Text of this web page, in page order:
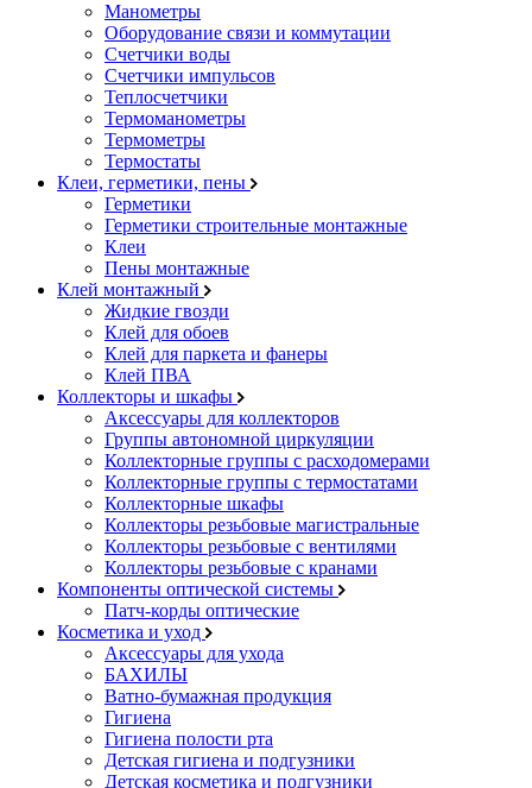
Манометры
Оборудование связи и коммутации
Счетчики воды
Счетчики импульсов
Теплосчетчики
Термоманометры
Термометры
Термостаты
Клеи, герметики, пены
Герметики
Герметики строительные монтажные
Клеи
Пены монтажные
Клей монтажный
Жидкие гвозди
Клей для обоев
Клей для паркета и фанеры
Клей ПВА
Коллекторы и шкафы
Аксессуары для коллекторов
Группы автономной циркуляции
Коллекторные группы с расходомерами
Коллекторные группы с термостатами
Коллекторные шкафы
Коллекторы резьбовые магистральные
Коллекторы резьбовые с вентилями
Коллекторы резьбовые с кранами
Компоненты оптической системы
Патч-корды оптические
Косметика и уход
Аксессуары для ухода
БАХИЛЫ
Ватно-бумажная продукция
Гигиена
Гигиена полости рта
Детская гигиена и подгузники
Детская косметика и подгузники